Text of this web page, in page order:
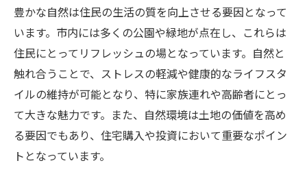
豊かな自然は住民の生活の質を向上させる要因となって
います。市内には多くの公園や緑地が点在し、これらは
住民にとってリフレッシュの場となっています。自然と
触れ合うことで、ストレスの軽減や健康的なライフスタ
イルの維持が可能となり、特に家族連れや高齢者にとっ
て大きな魅力です。また、自然環境は土地の価値を高め
る要因でもあり、住宅購入や投資において重要なポイン
トとなっています。